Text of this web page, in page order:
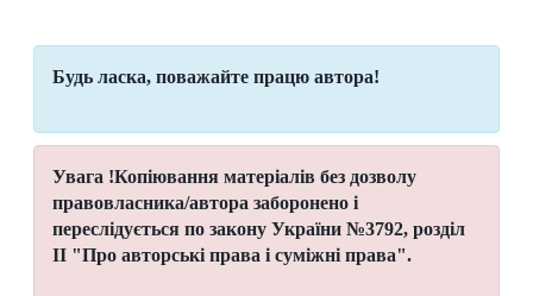
Будь ласка, поважайте працю автора!
Увага !Копіювання матеріалів без дозволу
правовласника/автора заборонено і
переслідується по закону України №3792, розділ
II "Про авторські права і суміжні права".